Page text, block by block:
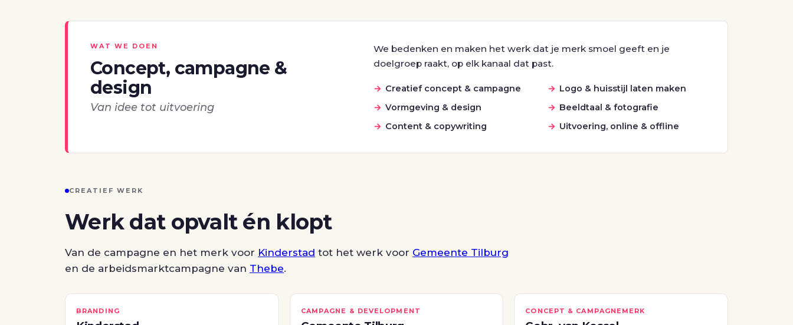
WAT WE DOEN
Concept, campagne &
design
Van idee tot uitvoering
We bedenken en maken het werk dat je merk smoel geeft en je
doelgroep raakt, op elk kanaal dat past.
Creatief concept & campagne
Logo & huisstijl laten maken
Vormgeving & design
Beeldtaal & fotografie
Content & copywriting
Uitvoering, online & offline
CREATIEF WERK
Werk dat opvalt én klopt
Van de campagne en het merk voor Kinderstad tot het werk voor Gemeente Tilburg
en de arbeidsmarktcampagne van Thebe.
BRANDING CAMPAGNE & DEVELOPMENT CONCEPT & CAMPAGNEMERK